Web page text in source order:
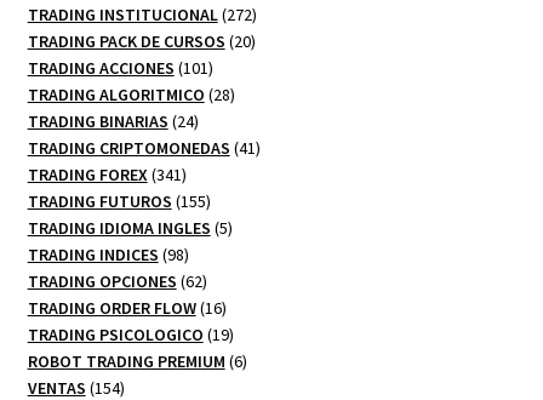
productos
TRADING INSTITUCIONAL 272272
productos
TRADING PACK DE CURSOS 2020
TRADING ACCIONES 101101
productos
TRADING ALGORITMICO 2828
TRADING BINARIAS 2424
productos
TRADING CRIPTOMONEDAS 4141
TRADING FOREX 341341
productos
TRADING FUTUROS 155155
productos
TRADING IDIOMA INGLES 55
TRADING INDICES 9898
productos
TRADING OPCIONES 6262
productos
TRADING ORDER FLOW 1616
productos
TRADING PSICOLOGICO 1919
productos
ROBOT TRADING PREMIUM 66
VENTAS 154154